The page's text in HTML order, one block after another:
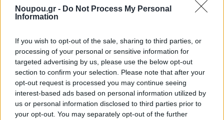
Noupou.gr - Do Not Process My Personal
Information
If you wish to opt-out of the sale, sharing to third parties, or
processing of your personal or sensitive information for
targeted advertising by us, please use the below opt-out
section to confirm your selection. Please note that after your
opt-out request is processed you may continue seeing
interest-based ads based on personal information utilized by
us or personal information disclosed to third parties prior to
your opt-out. You may separately opt-out of the further
ενοικίαση μικρών σκαφών χωρίς δίπλωμα (5 μέτρων
όπου η ιπποδύναμη του κινητήρα δεν ξεπερνά τους 30
ίππους). Πρόκειται για σκάφη που φιλοξενούν από 2
έως 5 άτομα και είναι τέλεια για ζευγάρια, για μικρή
παρέα φίλων ή για μια οικογένεια με τα παιδιά και το
κατοικίδιό τους. Η “half day” εμπειρία διαρκεί 5 ώρες,